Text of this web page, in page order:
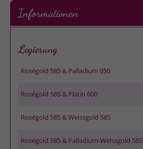
Informationen
Legierung
Roségold 585 & Palladium 950
Roségold 585 & Platin 600
Roségold 585 & Weissgold 585
Roségold 585 & Palladium-Weissgold 585